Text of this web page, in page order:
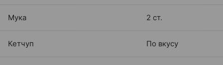
Мука 2 ст.
Кетчуп По вкусу